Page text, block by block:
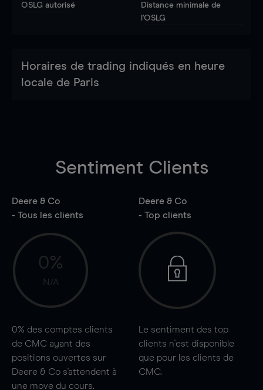
OSLG autorisé
Distance minimale de
l'OSLG
Horaires de trading indiqués en heure
locale de Paris
Sentiment Clients
Deere & Co
- Tous les clients
0%
N/A
0% des comptes clients
de CMC ayant des
positions ouvertes sur
Deere & Co s'attendent à
une move du cours.
Deere & Co
- Top clients
Le sentiment des top
clients n'est disponible
que pour les clients de
CMC.